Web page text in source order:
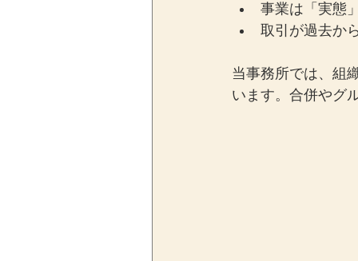
事業は「実態
取引が過去か
当事務所では、組
います。合併やグ